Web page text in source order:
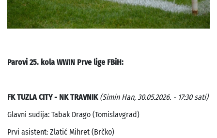
Parovi 25. kola WWIN Prve lige FBiH:
FK TUZLA CITY - NK TRAVNIK (Simin Han, 30.05.2026. - 17:30 sati)
Glavni sudija: Tabak Drago (Tomislavgrad)
Prvi asistent: Zlatić Mihret (Brčko)